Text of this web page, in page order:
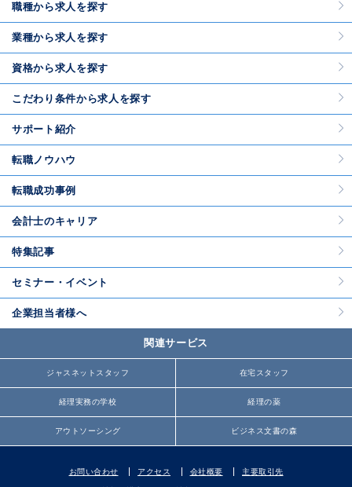
職種から求人を探す
業種から求人を探す
資格から求人を探す
こだわり条件から求人を探す
サポート紹介
転職ノウハウ
転職成功事例
会計士のキャリア
特集記事
セミナー・イベント
企業担当者様へ
関連サービス
ジャスネットスタッフ 在宅スタッフ
経理実務の学校 経理の薬
アウトソーシング ビジネス文書の森
お問い合わせ アクセス 会社概要 主要取引先